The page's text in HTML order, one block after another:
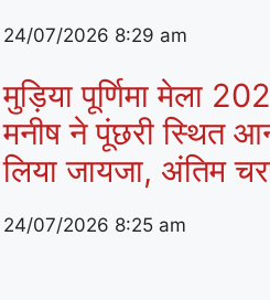
24/07/2026 8:29 am
मुड़िया पूर्णिमा मेला
मनीष ने पूंछरी स्थित
लिया जायजा, अंतिम
24/07/2026 8:25 am